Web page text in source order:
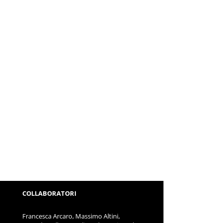
COLLABORATORI
Francesca Arcaro, Massimo Altini,